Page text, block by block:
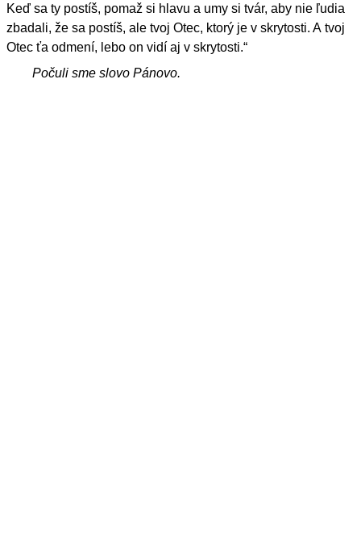
Keď sa ty postíš, pomaž si hlavu a umy si tvár, aby nie ľudia
zbadali, že sa postíš, ale tvoj Otec, ktorý je v skrytosti. A tvoj
Otec ťa odmení, lebo on vidí aj v skrytosti.“
Počuli sme slovo Pánovo.